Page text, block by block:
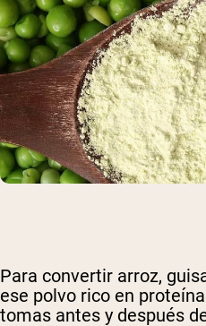
Para convertir arroz,
ese polvo rico en
tomas antes y después